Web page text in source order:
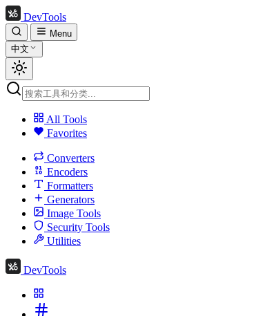
DevTools
Menu
中文
All Tools
Favorites
Converters
Encoders
Formatters
Generators
Image Tools
Security Tools
Utilities
DevTools